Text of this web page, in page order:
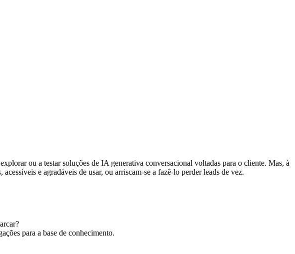
ou a testar soluções de IA generativa conversacional voltadas para o cliente. Mas, à
e agradáveis de usar, ou arriscam-se a fazê-lo perder leads de vez.
para a base de conhecimento.